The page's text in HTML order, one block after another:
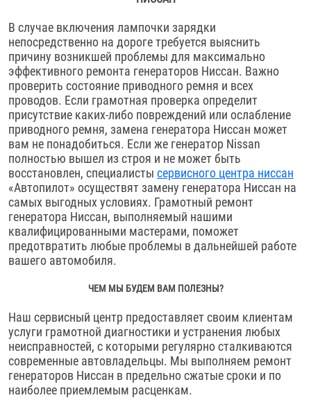
В случае включения лампочки зарядки
непосредственно на дороге требуется выяснить
причину возникшей проблемы для максимально
эффективного ремонта генераторов Ниссан. Важно
проверить состояние приводного ремня и всех
проводов. Если грамотная проверка определит
присутствие каких-либо повреждений или ослабление
приводного ремня, замена генератора Ниссан может
вам не понадобиться. Если же генератор Nissan
полностью вышел из строя и не может быть
восстановлен, специалисты сервисного центра ниссан
«Автопилот» осуществят замену генератора Ниссан на
самых выгодных условиях. Грамотный ремонт
генератора Ниссан, выполняемый нашими
квалифицированными мастерами, поможет
предотвратить любые проблемы в дальнейшей работе
вашего автомобиля.
ЧЕМ МЫ БУДЕМ ВАМ ПОЛЕЗНЫ?
Наш сервисный центр предоставляет своим клиентам
услуги грамотной диагностики и устранения любых
неисправностей, с которыми регулярно сталкиваются
современные автовладельцы. Мы выполняем ремонт
генераторов Ниссан в предельно сжатые сроки и по
наиболее приемлемым расценкам.